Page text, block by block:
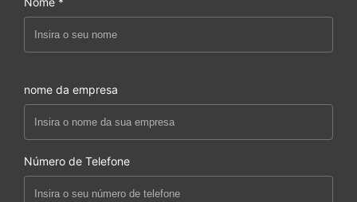
nome da empresa
Número de Telefone